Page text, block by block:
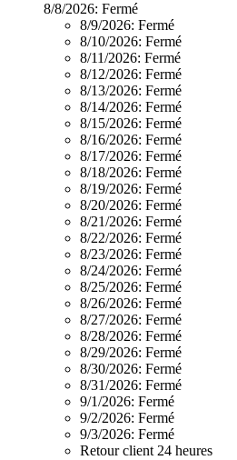
8/8/2026: Fermé
8/9/2026: Fermé
8/10/2026: Fermé
8/11/2026: Fermé
8/12/2026: Fermé
8/13/2026: Fermé
8/14/2026: Fermé
8/15/2026: Fermé
8/16/2026: Fermé
8/17/2026: Fermé
8/18/2026: Fermé
8/19/2026: Fermé
8/20/2026: Fermé
8/21/2026: Fermé
8/22/2026: Fermé
8/23/2026: Fermé
8/24/2026: Fermé
8/25/2026: Fermé
8/26/2026: Fermé
8/27/2026: Fermé
8/28/2026: Fermé
8/29/2026: Fermé
8/30/2026: Fermé
8/31/2026: Fermé
9/1/2026: Fermé
9/2/2026: Fermé
9/3/2026: Fermé
Retour client 24 heures